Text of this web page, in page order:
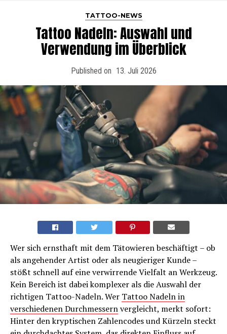
TATTOO-NEWS
Tattoo Nadeln: Auswahl und
Verwendung im Überblick
Published on 13. Juli 2026
Wer sich ernsthaft mit dem Tätowieren beschäftigt – ob
als angehender Artist oder als neugieriger Kunde –
stößt schnell auf eine verwirrende Vielfalt an Werkzeug.
Kein Bereich ist dabei komplexer als die Auswahl der
richtigen Tattoo-Nadeln. Wer Tattoo Nadeln in
verschiedenen Durchmessernvergleicht, merkt sofort:
Hinter den kryptischen Zahlencodes und Kürzeln steckt